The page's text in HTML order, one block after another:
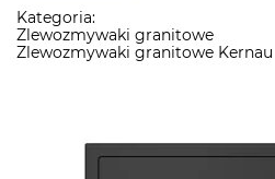
Kategoria:
Zlewozmywaki granitowe
Zlewozmywaki granitowe Kernau